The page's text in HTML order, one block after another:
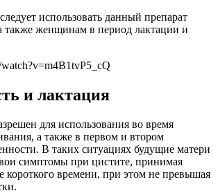
использовать данный препарат
женщинам в период лактации и
и лактация
для использования во время
а также в первом и втором
В таких ситуациях будущие матери
симптомы при цистите, принимая
короткого времени, при этом не превышая